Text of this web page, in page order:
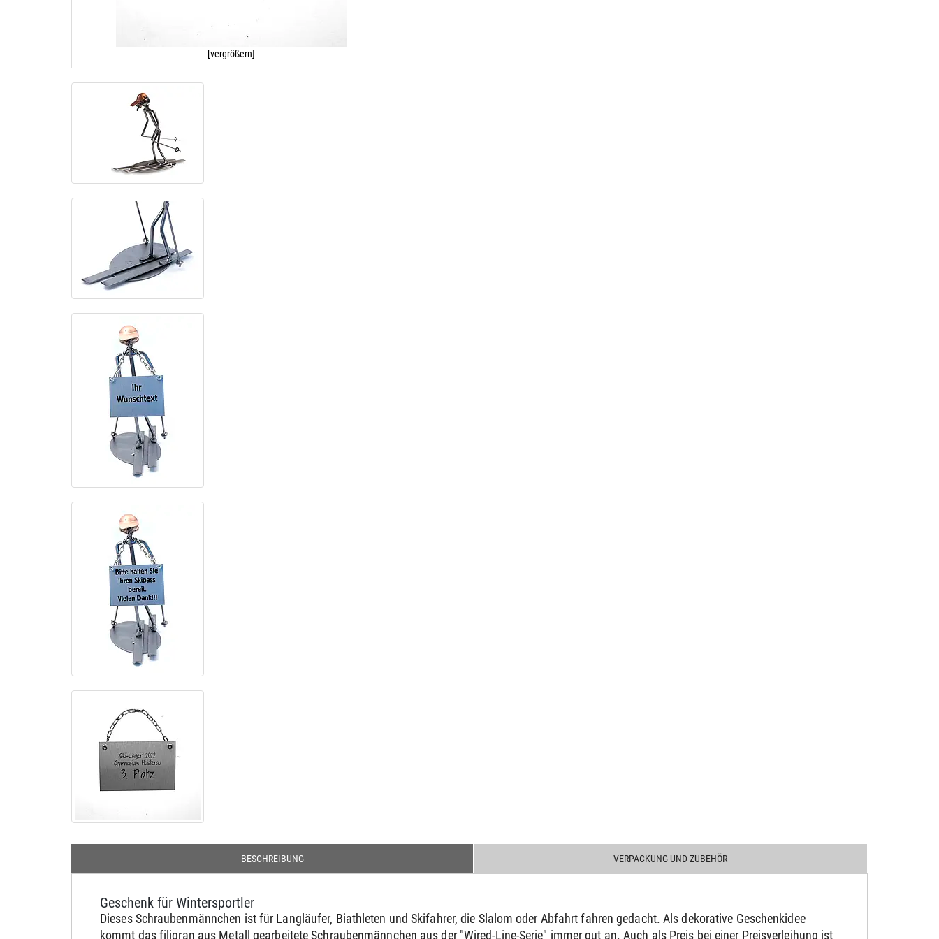
[vergrößern]
BESCHREIBUNG VERPACKUNG UND ZUBEHÖR
Geschenk für Wintersportler
Dieses Schraubenmännchen ist für Langläufer, Biathleten und Skifahrer, die Slalom oder Abfahrt fahren gedacht. Als dekorative Geschenkidee
kommt das filigran aus Metall gearbeitete Schraubenmännchen aus der "Wired-Line-Serie" immer gut an. Auch als Preis bei einer Preisverleihung ist